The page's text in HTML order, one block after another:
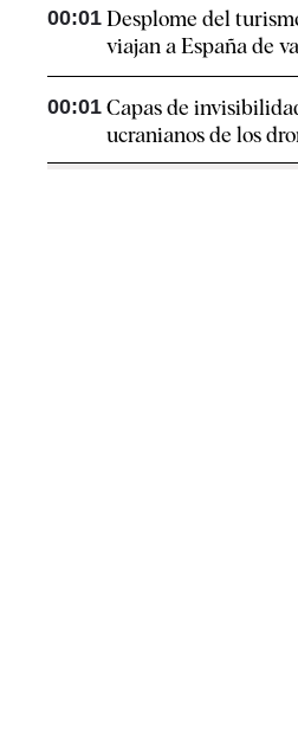
00:01 Desplome del
viajan a España de
00:01 Capas de
ucranianos de los